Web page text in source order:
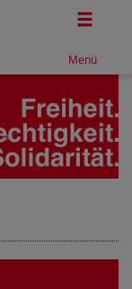
Menü